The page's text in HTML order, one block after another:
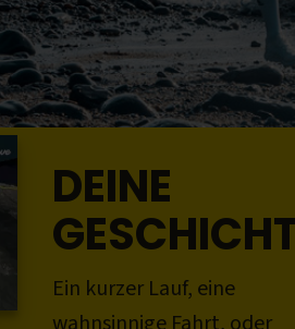
DEINE
Ein kurzer Lauf, eine